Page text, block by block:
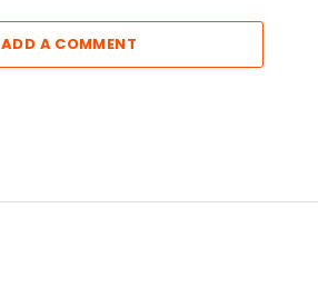
ADD A COMMENT